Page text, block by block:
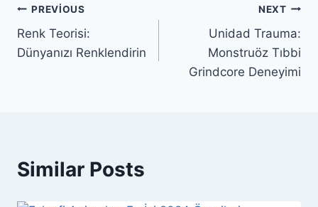
Yazı
gezinmesi
PREVIOUS
Renk Teorisi:
Dünyanızı Renklendirin
NEXT
Unidad Trauma:
Monstruöz Tıbbi
Grindcore Deneyimi
Similar Posts